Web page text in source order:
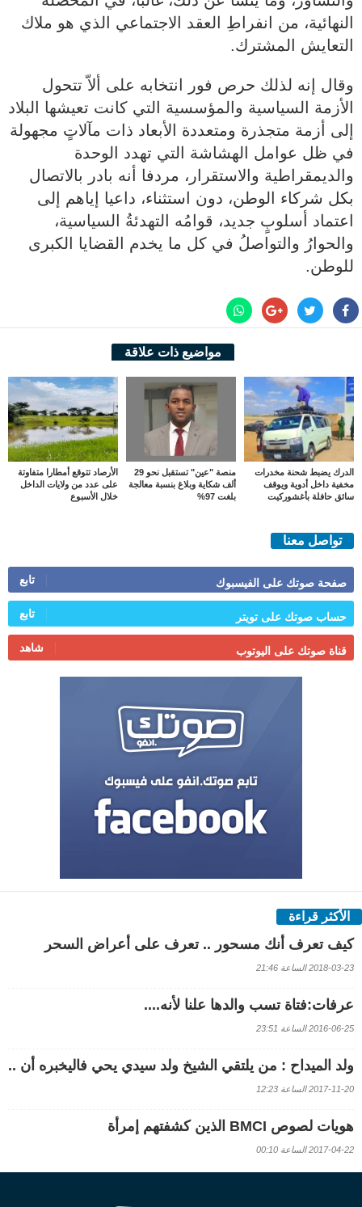
النهائية، من انفراطِ العقد الاجتماعي الذي هو ملاك
التعايش المشترك.
وقال إنه لذلك حرص فور انتخابه على ألاّ تتحول
الأزمة السياسية والمؤسسية التي كانت تعيشها البلاد
إلى أزمة متجذرة ومتعددة الأبعاد ذات مآلاتٍ مجهولة
في ظل عوامل الهشاشة التي تهدد الوحدة
والديمقراطية والاستقرار، مردفا أنه بادر بالاتصال
بكل شركاء الوطن، دون استثناء، داعيا إياهم إلى
اعتماد أسلوبٍ جديد، قوامُه التهدئةُ السياسية،
والحوارُ والتواصلُ في كل ما يخدم القضايا الكبرى
للوطن.
مواضيع ذات علاقة
الدرك يضبط شحنة مخدرات
مخفية داخل أدوية ويوقف
سائق حافلة بأغشوركيت
منصة "عين" تستقبل نحو 29
ألف شكاية وبلاغ بنسبة معالجة
بلغت 97%
الأرصاد تتوقع أمطارا متفاوتة
على عدد من ولايات الداخل
خلال الأسبوع
تواصل معنا
صفحة صوتك على الفيسبوك تابع
حساب صوتك على تويتر تابع
قناة صوتك على اليوتوب شاهد
الأكثر قراءة
كيف تعرف أنك مسحور .. تعرف على أعراض السحر
2018-03-23 الساعة 21:46
عرفات:فتاة تسب والدها علنا لأنه....
2016-06-25 الساعة 23:51
ولد الميداح : من يلتقي الشيخ ولد سيدي يحي فاليخبره أن ..
2017-11-20 الساعة 12:23
هويات لصوص BMCI الذين كشفتهم إمرأة
2017-04-22 الساعة 00:10